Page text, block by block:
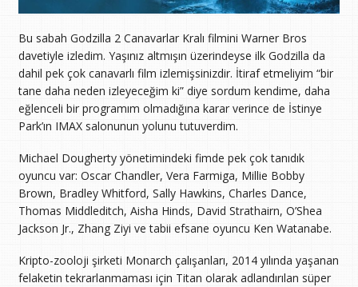
Bu sabah Godzilla 2 Canavarlar Kralı filmini Warner Bros
davetiyle izledim. Yaşınız altmışın üzerindeyse ilk Godzilla da
dahil pek çok canavarlı film izlemişsinizdir. İtiraf etmeliyim “bir
tane daha neden izleyeceğim ki” diye sordum kendime, daha
eğlenceli bir programım olmadığına karar verince de İstinye
Park’ın IMAX salonunun yolunu tutuverdim.
Michael Dougherty yönetimindeki fimde pek çok tanıdık
oyuncu var: Oscar Chandler, Vera Farmiga, Millie Bobby
Brown, Bradley Whitford, Sally Hawkins, Charles Dance,
Thomas Middleditch, Aisha Hinds, David Strathairn, O’Shea
Jackson Jr., Zhang Ziyi ve tabii efsane oyuncu Ken Watanabe.
Kripto-zooloji şirketi Monarch çalışanları, 2014 yılında yaşanan
felaketin tekrarlanmaması için Titan olarak adlandırılan süper